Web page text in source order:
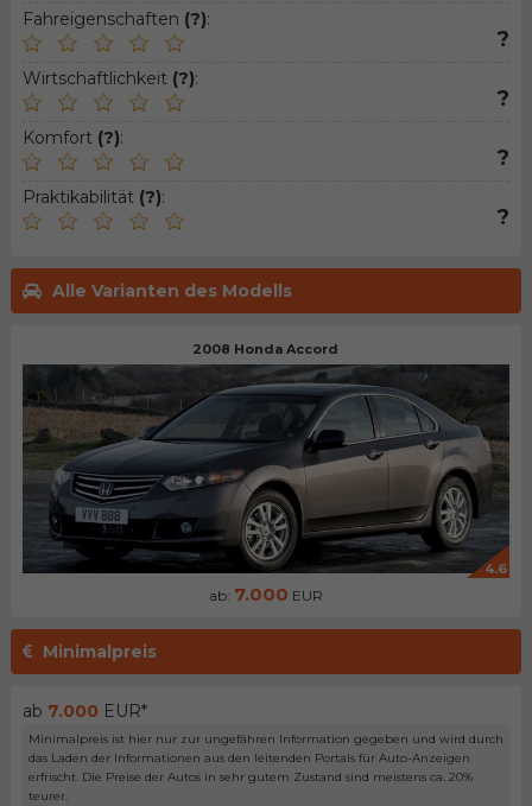
Fahreigenschaften (?):
?
Wirtschaftlichkeit (?):
?
Komfort (?):
?
Praktikabilität (?):
?
Alle Varianten des Modells
2008 Honda Accord
4.6
ab: 7.000 EUR
Minimalpreis
ab 7.000 EUR*
Minimalpreis ist hier nur zur ungefähren Information gegeben und wird durch
das Laden der Informationen aus den leitenden Portals für Auto-Anzeigen
erfrischt. Die Preise der Autos in sehr gutem Zustand sind meistens ca. 20%
teurer.